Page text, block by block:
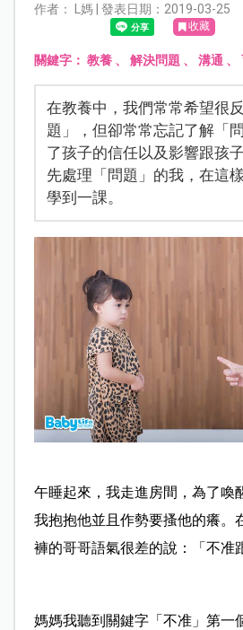
作者： L媽 | 發表日期：2019-03-25
收藏
關鍵字： 教養、 解決問題 、 溝通 、
在教養中，我們常常希望很
題」，但卻常常忘記了解「
了孩子的信任以及影響跟孩
先處理「問題」的我，在這
學到一課。
午睡起來，我走進房間，為了喚
我抱抱他並且作勢要搔他的癢。
褲的哥哥語氣很差的說：「不准
媽媽我聽到關鍵字「不准」第一